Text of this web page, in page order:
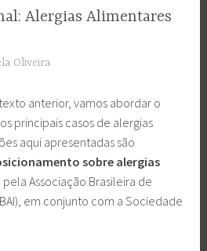
Alergias Alimentares
Oliveira
anterior, vamos abordar o
principais casos de alergias
aqui apresentadas são
sobre alergias
pela Associação Brasileira de
em conjunto com a Sociedade